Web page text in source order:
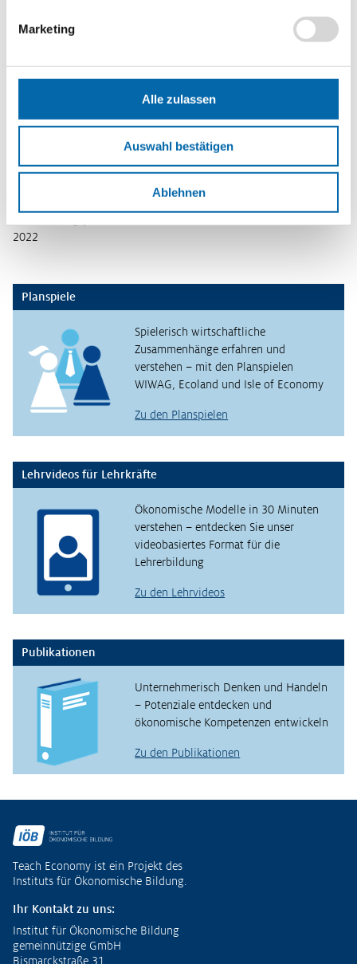
Marketing
Alle zulassen
Auswahl bestätigen
Ablehnen
erweiterten Maßnahmenkatalog.
Positionslinie,Lernplakat,Schaubild
PDF-Datei
Infrastrukturmaßnahmen,Steuererleichterungen,Strukturpolitik,
2022
Planspiele
Spielerisch wirtschaftliche
Zusammenhänge erfahren und
verstehen – mit den Planspielen
WIWAG, Ecoland und Isle of Economy
Zu den Planspielen
Lehrvideos für Lehrkräfte
Ökonomische Modelle in 30 Minuten
verstehen – entdecken Sie unser
videobasiertes Format für die
Lehrerbildung
Zu den Lehrvideos
Publikationen
Unternehmerisch Denken und Handeln
– Potenziale entdecken und
ökonomische Kompetenzen entwickeln
Zu den Publikationen
Teach Economy ist ein Projekt des
Instituts für Ökonomische Bildung.
Ihr Kontakt zu uns:
Institut für Ökonomische Bildung
gemeinnützige GmbH
Bismarckstraße 31